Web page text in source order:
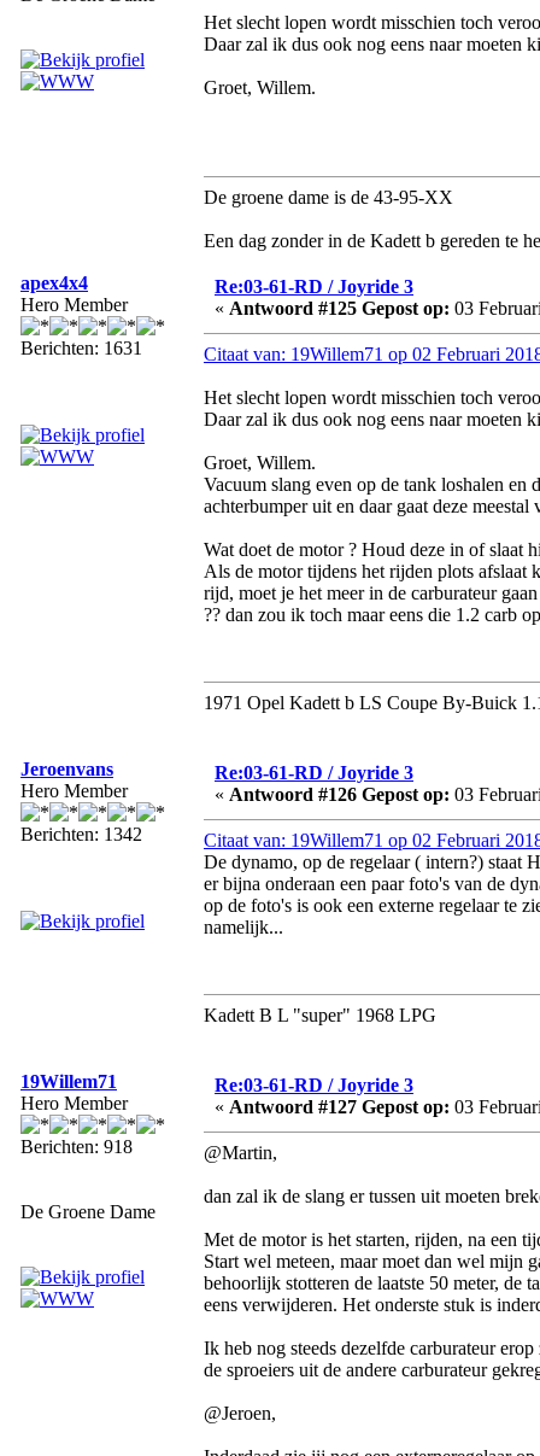
Het slecht lopen wordt misschien toch
Daar zal ik dus ook nog eens naar moeten
Groet, Willem.
De groene dame is de 43-95-XX
Een dag zonder in de Kadett b gereden te
apex4x4
Hero Member
Berichten: 1631
Re:03-61-RD / Joyride 3
« Antwoord #125 Gepost op: 03
Citaat van: 19Willem71 op 02 Februari
Het slecht lopen wordt misschien toch
Daar zal ik dus ook nog eens naar moeten
Groet, Willem.
Vacuum slang even op de tank loshalen
achterbumper uit en daar gaat deze
Wat doet de motor ? Houd deze in of slaat
Als de motor tijdens het rijden plots afslaat
rijd, moet je het meer in de carburateur
?? dan zou ik toch maar eens die 1.2 carb
1971 Opel Kadett b LS Coupe By-Buick
Jeroenvans
Hero Member
Berichten: 1342
Re:03-61-RD / Joyride 3
« Antwoord #126 Gepost op: 03
Citaat van: 19Willem71 op 02 Februari
De dynamo, op de regelaar ( intern?) staat
er bijna onderaan een paar foto's van de
op de foto's is ook een externe regelaar te
namelijk...
Kadett B L "super" 1968 LPG
19Willem71
Hero Member
Berichten: 918
De Groene Dame
Re:03-61-RD / Joyride 3
« Antwoord #127 Gepost op: 03
@Martin,
dan zal ik de slang er tussen uit moeten
Met de motor is het starten, rijden, na een
Start wel meteen, maar moet dan wel mijn
behoorlijk stotteren de laatste 50 meter, de
eens verwijderen. Het onderste stuk is
Ik heb nog steeds dezelfde carburateur
de sproeiers uit de andere carburateur
@Jeroen,